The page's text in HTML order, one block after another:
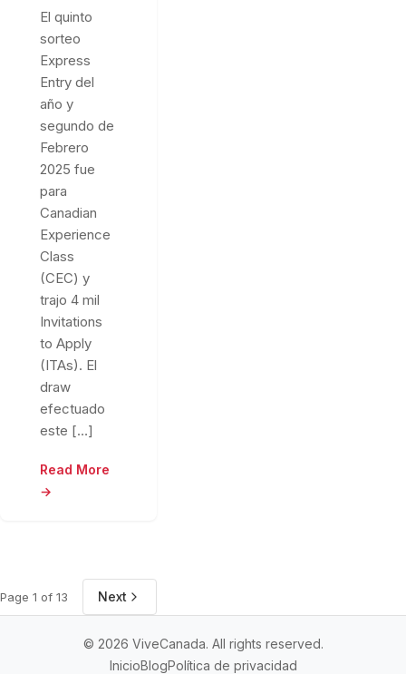
El quinto
sorteo
Express
Entry del
año y
segundo de
Febrero
2025 fue
para
Canadian
Experience
Class
(CEC) y
trajo 4 mil
Invitations
to Apply
(ITAs). El
draw
efectuado
este […]
Read More
→
Page 1 of 13 Next
© 2026 ViveCanada. All rights reserved.
InicioBlogPolítica de privacidad